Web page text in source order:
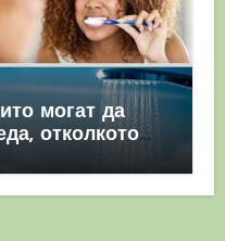
могат да
отколкото